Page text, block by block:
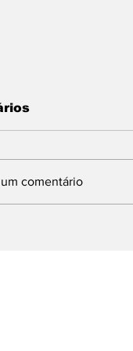
um comentário